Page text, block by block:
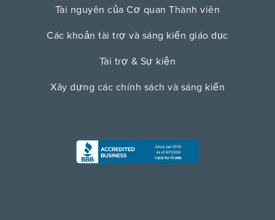
Tài nguyên của Cơ quan Thành viên
Các khoản tài trợ và sáng kiến ​​giáo dục
Tài trợ & Sự kiện
Xây dựng các chính sách và sáng kiến